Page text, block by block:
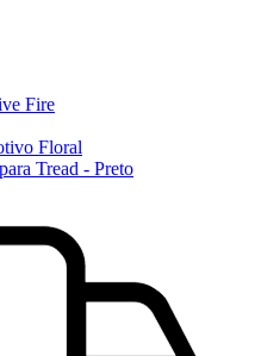
Fire
Floral
Tread - Preto